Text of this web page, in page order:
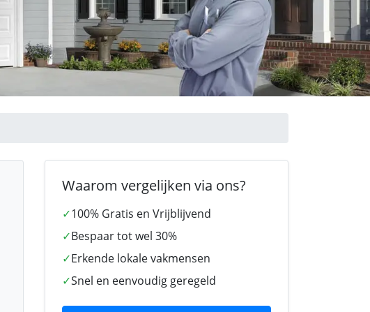
Waarom vergelijken via ons?
✓100% Gratis en Vrijblijvend
✓Bespaar tot wel 30%
✓Erkende lokale vakmensen
✓Snel en eenvoudig geregeld